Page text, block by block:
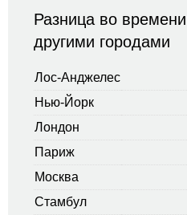
Разница во
другими городами
Лос-Анджелес
Нью-Йорк
Лондон
Париж
Москва
Стамбул